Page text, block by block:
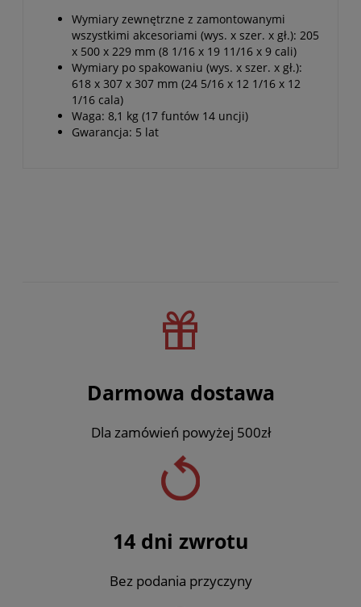
Wymiary zewnętrzne z zamontowanymi
wszystkimi akcesoriami (wys. x szer. x gł.): 205
x 500 x 229 mm (8 1/16 x 19 11/16 x 9 cali)
Wymiary po spakowaniu (wys. x szer. x gł.):
618 x 307 x 307 mm (24 5/16 x 12 1/16 x 12
1/16 cala)
Waga: 8,1 kg (17 funtów 14 uncji)
Gwarancja: 5 lat
Darmowa dostawa
Dla zamówień powyżej 500zł
14 dni zwrotu
Bez podania przyczyny